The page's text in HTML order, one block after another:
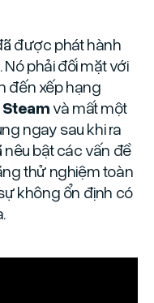
được phát hành
phải đối mặt với
đến xếp hạng
và mất một
ngay sau khi ra
nêu bật các vấn đề
thử nghiệm toàn
không ổn định có